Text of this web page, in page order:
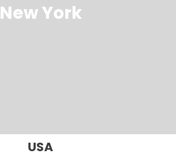
New York
USA